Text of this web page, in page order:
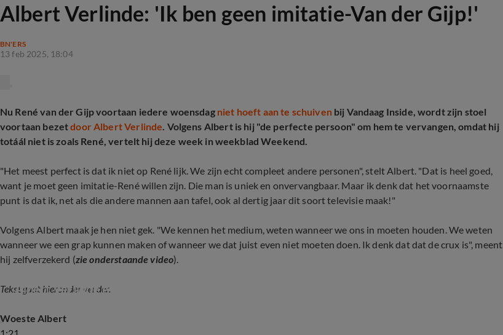
Albert Verlinde: 'Ik ben geen imitatie-Van der Gijp!'
BN'ERS
13 feb 2025, 18:04
Nu René van der Gijp voortaan iedere woensdag niet hoeft aan te schuivenbij Vandaag Inside, wordt zijn stoel
voortaan bezetdoor Albert Verlinde. Volgens Albert is hij "de perfecte persoon" om hem te vervangen, omdat hij
totáál niet is zoals René, vertelt hij deze week in weekblad Weekend.
"Het meest perfect is dat ik niet op René lijk. We zijn echt compleet andere personen", stelt Albert. "Dat is heel goed,
want je moet geen imitatie-René willen zijn. Die man is uniek en onvervangbaar. Maar ik denk dat het voornaamste
punt is dat ik, net als die andere mannen aan tafel, ook al dertig jaar dit soort televisie maak!"
Volgens Albert maak je hen niet gek. "We kennen het medium, weten wanneer we ons in moeten houden. We weten
wanneer we een grap kunnen maken of wanneer we dat juist even niet moeten doen. Ik denk dat dat de crux is", meent
hij zelfverzekerd (zie onderstaande video).
Tekst gaat hieronder verder.
Albert Verlinde en Raymond Mens ontvangen Vandaag Inside-noodpakket mét dildo!
Woeste Albert